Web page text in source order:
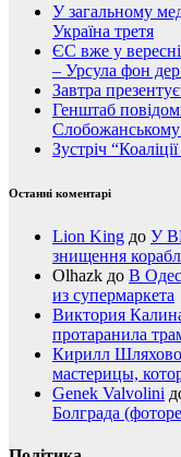
У загальному
Україна третя
ЄС вже у
– Урсула фон
Завтра
Генштаб
Зустріч
Останні коментарі
Lion King до У
знищення
Olhazk до В
из супермаркета
Виктория
протаранила
Кирилл
мастерицы,
Genek Valvolini
Болграда